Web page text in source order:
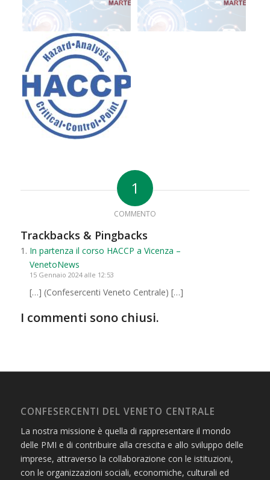
1
COMMENTO
Trackbacks & Pingbacks
In partenza il corso HACCP a Vicenza –
VenetoNews
15 Gennaio 2024 alle 12:53
[…] (Confesercenti Veneto Centrale) […]
I commenti sono chiusi.
CONFESERCENTI DEL VENETO CENTRALE
La nostra missione è quella di rappresentare il mondo
delle PMI e di contribuire alla crescita e allo sviluppo delle
imprese, attraverso la collaborazione con le istituzioni,
con le organizzazioni sociali, economiche, culturali ed